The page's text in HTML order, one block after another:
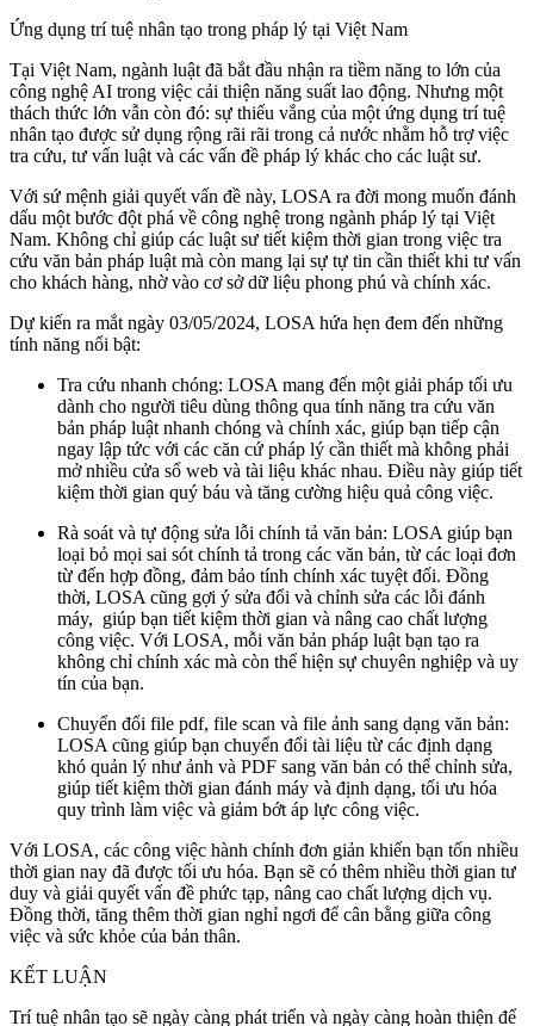
Ứng dụng trí tuệ nhân tạo trong pháp lý tại Việt Nam
Tại Việt Nam, ngành luật đã bắt đầu nhận ra tiềm năng to lớn của
công nghệ AI trong việc cải thiện năng suất lao động. Nhưng một
thách thức lớn vẫn còn đó: sự thiếu vắng của một ứng dụng trí tuệ
nhân tạo được sử dụng rộng rãi rãi trong cả nước nhằm hỗ trợ việc
tra cứu, tư vấn luật và các vấn đề pháp lý khác cho các luật sư.
Với sứ mệnh giải quyết vấn đề này, LOSA ra đời mong muốn đánh
dấu một bước đột phá về công nghệ trong ngành pháp lý tại Việt
Nam. Không chỉ giúp các luật sư tiết kiệm thời gian trong việc tra
cứu văn bản pháp luật mà còn mang lại sự tự tin cần thiết khi tư vấn
cho khách hàng, nhờ vào cơ sở dữ liệu phong phú và chính xác.
Dự kiến ra mắt ngày 03/05/2024, LOSA hứa hẹn đem đến những
tính năng nổi bật:
Tra cứu nhanh chóng: LOSA mang đến một giải pháp tối ưu
dành cho người tiêu dùng thông qua tính năng tra cứu văn
bản pháp luật nhanh chóng và chính xác, giúp bạn tiếp cận
ngay lập tức với các căn cứ pháp lý cần thiết mà không phải
mở nhiều cửa sổ web và tài liệu khác nhau. Điều này giúp tiết
kiệm thời gian quý báu và tăng cường hiệu quả công việc.
Rà soát và tự động sửa lỗi chính tả văn bản: LOSA giúp bạn
loại bỏ mọi sai sót chính tả trong các văn bản, từ các loại đơn
từ đến hợp đồng, đảm bảo tính chính xác tuyệt đối. Đồng
thời, LOSA cũng gợi ý sửa đổi và chỉnh sửa các lỗi đánh
máy, giúp bạn tiết kiệm thời gian và nâng cao chất lượng
công việc. Với LOSA, mỗi văn bản pháp luật bạn tạo ra
không chỉ chính xác mà còn thể hiện sự chuyên nghiệp và uy
tín của bạn.
Chuyển đổi file pdf, file scan và file ảnh sang dạng văn bản:
LOSA cũng giúp bạn chuyển đổi tài liệu từ các định dạng
khó quản lý như ảnh và PDF sang văn bản có thể chỉnh sửa,
giúp tiết kiệm thời gian đánh máy và định dạng, tối ưu hóa
quy trình làm việc và giảm bớt áp lực công việc.
Với LOSA, các công việc hành chính đơn giản khiến bạn tốn nhiều
thời gian nay đã được tối ưu hóa. Bạn sẽ có thêm nhiều thời gian tư
duy và giải quyết vấn đề phức tạp, nâng cao chất lượng dịch vụ.
Đồng thời, tăng thêm thời gian nghỉ ngơi để cân bằng giữa công
việc và sức khỏe của bản thân.
KẾT LUẬN
Trí tuệ nhân tạo sẽ ngày càng phát triển và ngày càng hoàn thiện để